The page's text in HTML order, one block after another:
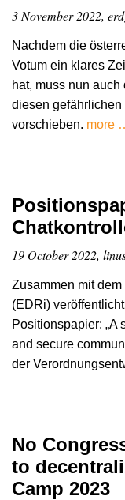
3 November 2022,
Nachdem die
Votum ein klares
hat, muss nun
diesen
vorschieben. more
19 October 2022,
Zusammen mit
(EDRi)
Positionspapier: „A
and secure
der
No
to
Camp 2023